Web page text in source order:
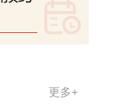
更多+